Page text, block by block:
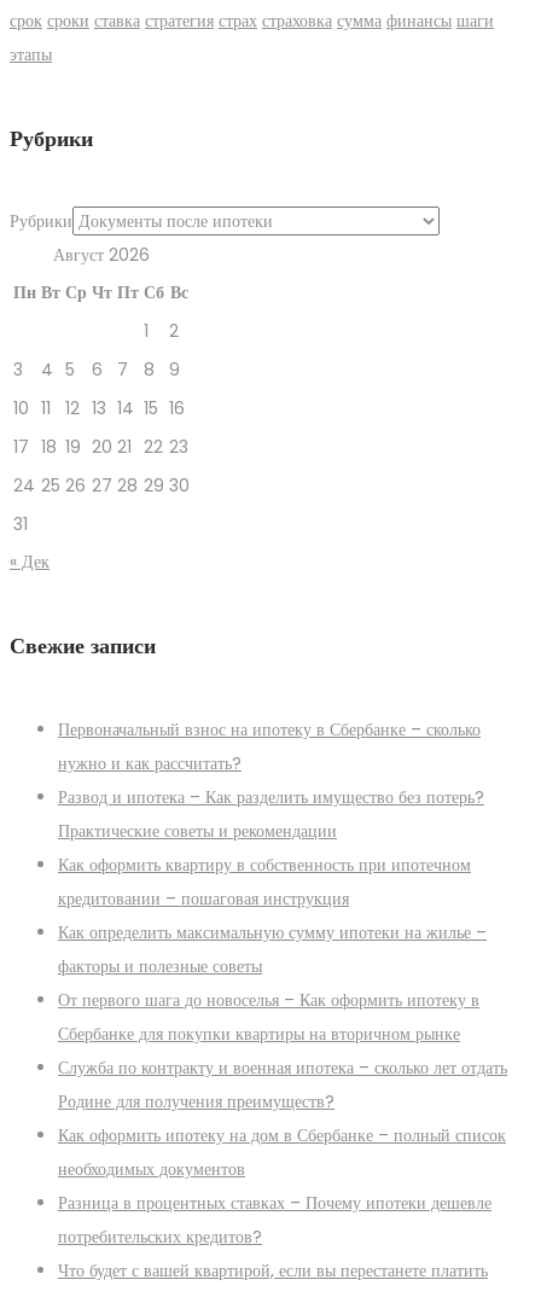
срок сроки ставка стратегия страх страховка сумма финансы шаги
этапы
Рубрики
Рубрики
Август 2026
Пн Вт Ср Чт Пт Сб Вс
1
2
3
4 5 6 7 8
9
10 11 12 13 14 15 16
17 18 19 20 21 22 23
24 25 26 27 28 29 30
31
« Дек
Свежие записи
Первоначальный взнос на ипотеку в Сбербанке – сколько
нужно и как рассчитать?
Развод и ипотека – Как разделить имущество без потерь?
Практические советы и рекомендации
Как оформить квартиру в собственность при ипотечном
кредитовании – пошаговая инструкция
Как определить максимальную сумму ипотеки на жилье –
факторы и полезные советы
От первого шага до новоселья – Как оформить ипотеку в
Сбербанке для покупки квартиры на вторичном рынке
Служба по контракту и военная ипотека – сколько лет отдать
Родине для получения преимуществ?
Как оформить ипотеку на дом в Сбербанке – полный список
необходимых документов
Разница в процентных ставках – Почему ипотеки дешевле
потребительских кредитов?
Что будет с вашей квартирой, если вы перестанете платить